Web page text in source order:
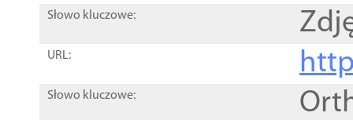
Słowo kluczowe:
URL:
Słowo kluczowe: